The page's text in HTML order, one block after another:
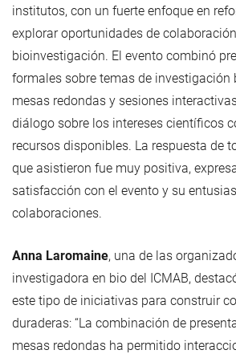
institutos, con un fuerte enfoque en
explorar oportunidades de
bioinvestigación. El evento combinó
formales sobre temas de investigación
mesas redondas y sesiones
diálogo sobre los intereses científicos
recursos disponibles. La respuesta de
que asistieron fue muy positiva,
satisfacción con el evento y su
colaboraciones.
Anna Laromaine, una de las
investigadora en bio del ICMAB,
este tipo de iniciativas para construir
duraderas: “La combinación de
mesas redondas ha permitido